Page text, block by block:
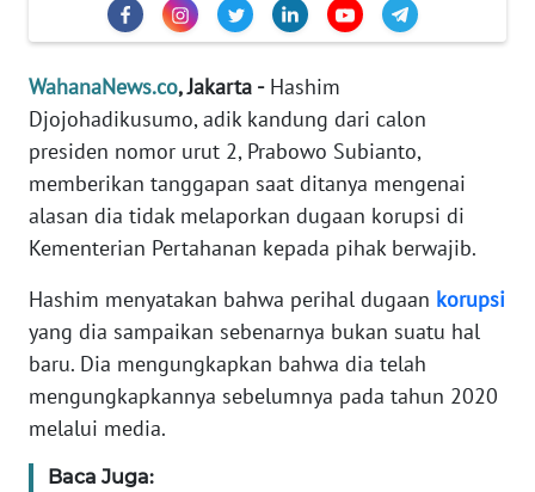
WahanaNews.co, Jakarta -Hashim
Djojohadikusumo, adik kandung dari calon
presiden nomor urut 2, Prabowo Subianto,
memberikan tanggapan saat ditanya mengenai
alasan dia tidak melaporkan dugaan korupsi di
Kementerian Pertahanan kepada pihak berwajib.
Hashim menyatakan bahwa perihal dugaan korupsi
yang dia sampaikan sebenarnya bukan suatu hal
baru. Dia mengungkapkan bahwa dia telah
mengungkapkannya sebelumnya pada tahun 2020
melalui media.
Baca Juga:
EDITORIAL
Informasi
INDEKS
BERITA
KONTAK
INFO
TENTANG
KAMI